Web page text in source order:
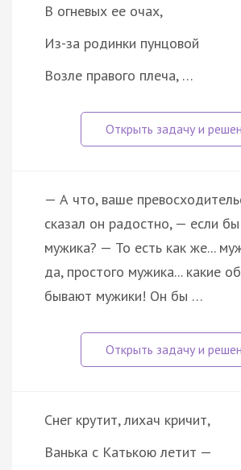
В огневых ее очах,
Из-за родинки пунцовой
Возле правого плеча, …
— А что, ваше
сказал он радостно, — если
мужика? — То есть как же...
да, простого мужика... какие
бывают мужики! Он бы …
Снег крутит, лихач кричит,
Ванька с Катькою летит —